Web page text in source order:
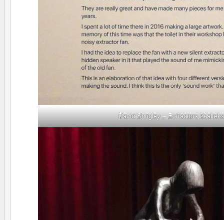
David Shrigley – Extractors